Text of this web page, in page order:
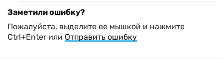
Заметили ошибку?
Пожалуйста, выделите ее мышкой и нажмите
Ctrl+Enter или Отправить ошибку